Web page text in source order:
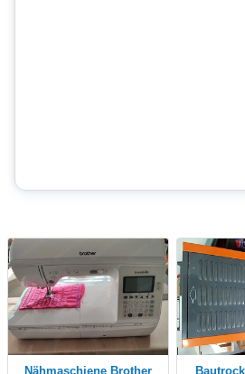
Nähmaschiene Brother Bautrockner Atika (Ale